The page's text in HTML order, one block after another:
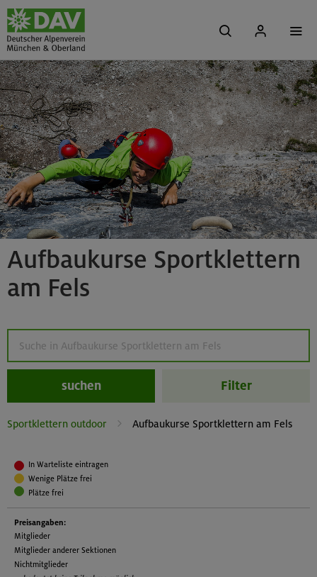
Aufbaukurse Sportklettern
am Fels
suchen Filter
Sportklettern outdoor Aufbaukurse Sportklettern am Fels
In Warteliste eintragen
Wenige Plätze frei
Plätze frei
Preisangaben:
Mitglieder
Mitglieder anderer Sektionen
Nichtmitglieder